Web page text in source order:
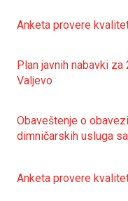
Anketa provere
Plan javnih nabavki
Valjevo
Obaveštenje o
dimničarskih usluga
Anketa provere